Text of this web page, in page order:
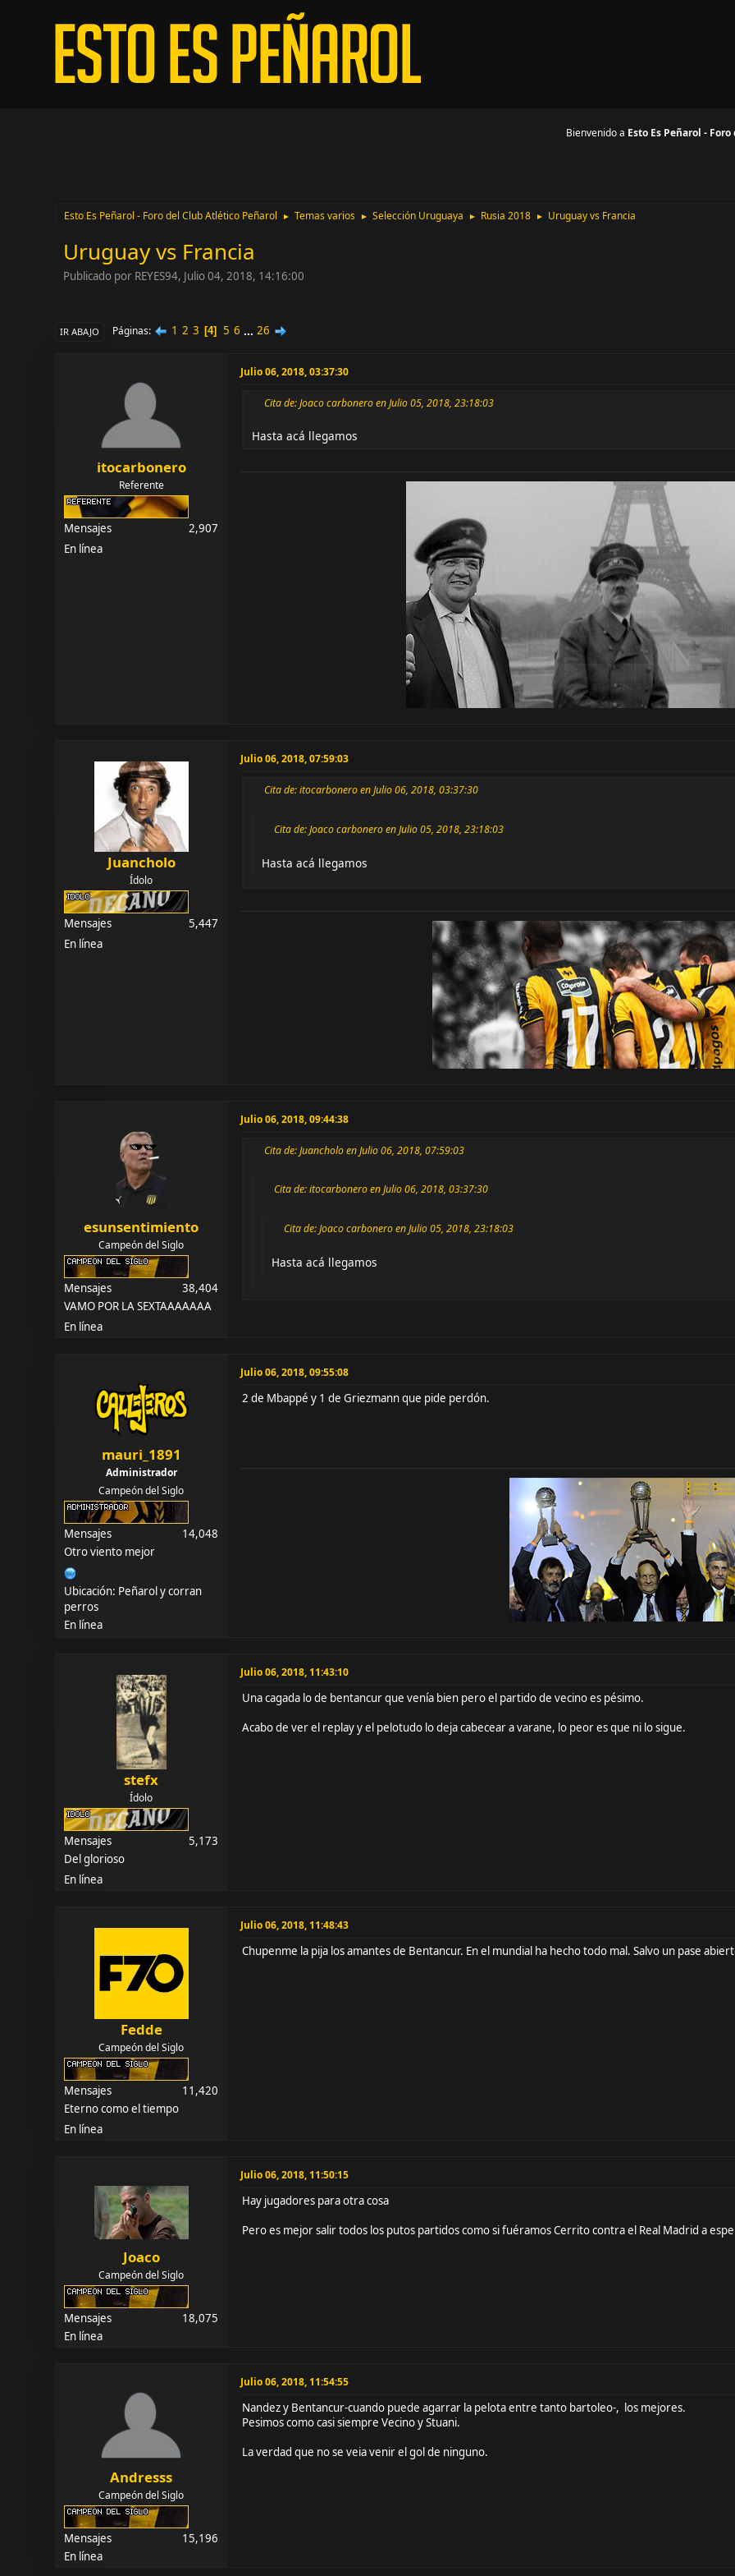
Bienvenido a Esto Es Peñarol -
Esto Es Peñarol - Foro del Club Atlético Peñarol ► Temas varios ► Selección Uruguaya ► Rusia 2018 ► Uruguay vs Francia
Uruguay vs Francia
Publicado por REYES94, Julio 04, 2018, 14:16:00
IR ABAJO Páginas 1 2 3 4 5 6 ... 26
itocarbonero
Referente
Mensajes
2,907
En línea
Julio 06, 2018, 03:37:30
Cita de: Joaco carbonero en Julio 05, 2018, 23:18:03
Hasta acá llegamos
Juancholo
Ídolo
Mensajes
5,447
En línea
Julio 06, 2018, 07:59:03
Cita de: itocarbonero en Julio 06, 2018, 03:37:30
Cita de: Joaco carbonero en Julio 05, 2018, 23:18:03
Hasta acá llegamos
esunsentimiento
Campeón del Siglo
Mensajes
38,404
VAMO POR LA SEXTAAAAAAA
En línea
Julio 06, 2018, 09:44:38
Cita de: Juancholo en Julio 06, 2018, 07:59:03
Cita de: itocarbonero en Julio 06, 2018, 03:37:30
Cita de: Joaco carbonero en Julio 05, 2018, 23:18:03
Hasta acá llegamos
mauri_1891
Administrador
Campeón del Siglo
Mensajes
14,048
Otro viento mejor
Ubicación: Peñarol y corran
perros
En línea
Julio 06, 2018, 09:55:08
2 de Mbappé y 1 de Griezmann que pide perdón.
stefx
Ídolo
Mensajes
5,173
Del glorioso
En línea
Julio 06, 2018, 11:43:10
Una cagada lo de bentancur que venía bien pero el partido de vecino es pésimo.
Acabo de ver el replay y el pelotudo lo deja cabecear a varane, lo peor es que ni lo sigue.
Fedde
Campeón del Siglo
Mensajes
11,420
Eterno como el tiempo
En línea
Julio 06, 2018, 11:48:43
Chupenme la pija los amantes de Bentancur. En el mundial ha hecho todo mal. Salvo un pase
Joaco
Campeón del Siglo
Mensajes
18,075
En línea
Julio 06, 2018, 11:50:15
Hay jugadores para otra cosa
Pero es mejor salir todos los putos partidos como si fuéramos Cerrito contra el Real Madrid a
Andresss
Campeón del Siglo
Mensajes
15,196
En línea
Julio 06, 2018, 11:54:55
Nandez y Bentancur-cuando puede agarrar la pelota entre tanto bartoleo-, los mejores.
Pesimos como casi siempre Vecino y Stuani.
La verdad que no se veia venir el gol de ninguno.